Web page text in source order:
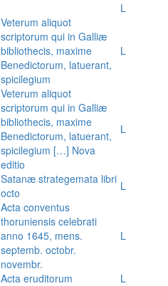
L
Veterum aliquot
scriptorum qui in Galliæ
bibliothecis, maxime
Benedictorum, latuerant,
spicilegium
L
Veterum aliquot
scriptorum qui in Galliæ
bibliothecis, maxime
Benedictorum, latuerant,
spicilegium […] Nova
editio
L
Satanæ strategemata libri
octo
L
Acta conventus
thoruniensis celebrati
anno 1645, mens.
septemb. octobr.
novembr.
L
Acta eruditorum
L